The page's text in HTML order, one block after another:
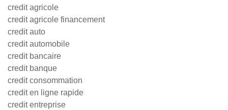
credit agricole
credit agricole financement
credit auto
credit automobile
credit bancaire
credit banque
credit consommation
credit en ligne rapide
credit entreprise